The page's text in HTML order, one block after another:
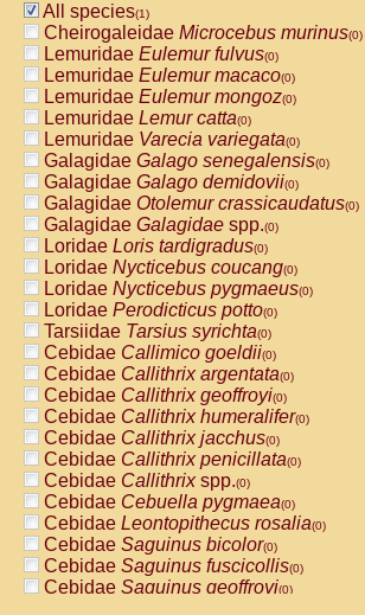
All species(1)
Cheirogaleidae Microcebus murinus(0)
Lemuridae Eulemur fulvus(0)
Lemuridae Eulemur macaco(0)
Lemuridae Eulemur mongoz(0)
Lemuridae Lemur catta(0)
Lemuridae Varecia variegata(0)
Galagidae Galago senegalensis(0)
Galagidae Galago demidovii(0)
Galagidae Otolemur crassicaudatus(0)
Galagidae Galagidae spp.(0)
Loridae Loris tardigradus(0)
Loridae Nycticebus coucang(0)
Loridae Nycticebus pygmaeus(0)
Loridae Perodicticus potto(0)
Tarsiidae Tarsius syrichta(0)
Cebidae Callimico goeldii(0)
Cebidae Callithrix argentata(0)
Cebidae Callithrix geoffroyi(0)
Cebidae Callithrix humeralifer(0)
Cebidae Callithrix jacchus(0)
Cebidae Callithrix penicillata(0)
Cebidae Callithrixspp.(0)
Cebidae Cebuella pygmaea(0)
Cebidae Leontopithecus rosalia(0)
Cebidae Saguinus bicolor(0)
Cebidae Saguinus fuscicollis(0)
Cebidae Saguinus geoffroyi(0)